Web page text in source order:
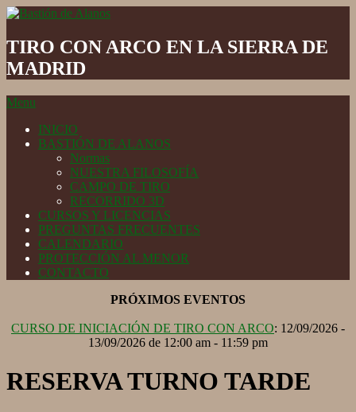
Skip
content
de
Alanos
TIRO CON ARCO EN LA SIERRA DE
MADRID
Secondary
Menu
Menu
INICIO
BASTIÓN DE ALANOS
Normas
NUESTRA FILOSOFÍA
CAMPO DE TIRO
RECORRIDO 3D
CURSOS Y LICENCIAS
PREGUNTAS FRECUENTES
CALENDARIO
PROTECCIÓN AL MENOR
CONTACTO
PRÓXIMOS EVENTOS
CURSO DE INICIACIÓN DE TIRO CON ARCO: 12/09/2026 -
13/09/2026 de 12:00 am - 11:59 pm
RESERVA TURNO TARDE